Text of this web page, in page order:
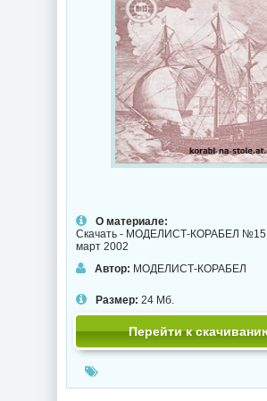
О материале:
Скачать - МОДЕЛИСТ-КОРАБЕЛ №15,
март 2002
Автор: МОДЕЛИСТ-КОРАБЕЛ
Размер: 24 Мб.
Перейти к